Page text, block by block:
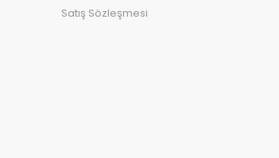
Satış Sözleşmesi